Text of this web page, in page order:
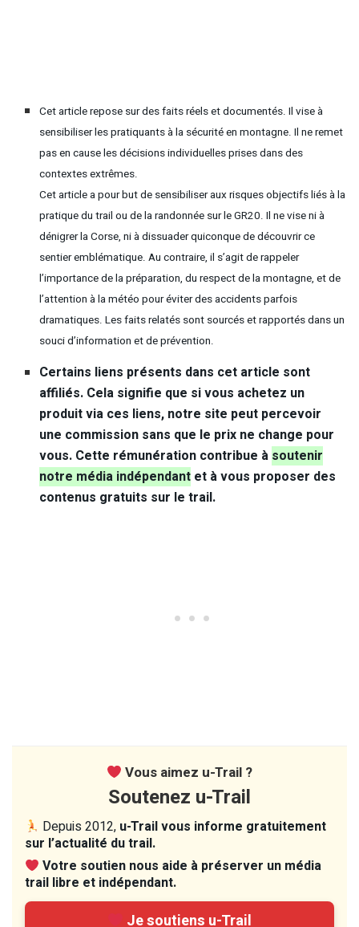
Cet article repose sur des faits réels et documentés. Il vise à
sensibiliser les pratiquants à la sécurité en montagne. Il ne remet
pas en cause les décisions individuelles prises dans des
contextes extrêmes.
Cet article a pour but de sensibiliser aux risques objectifs liés à la
pratique du trail ou de la randonnée sur le GR20. Il ne vise ni à
dénigrer la Corse, ni à dissuader quiconque de découvrir ce
sentier emblématique. Au contraire, il s’agit de rappeler
l’importance de la préparation, du respect de la montagne, et de
l’attention à la météo pour éviter des accidents parfois
dramatiques. Les faits relatés sont sourcés et rapportés dans un
souci d’information et de prévention.
Certains liens présents dans cet article sont
affiliés. Cela signifie que si vous achetez un
produit via ces liens, notre site peut percevoir
une commission sans que le prix ne change pour
vous. Cette rémunération contribue à soutenir
notre média indépendant et à vous proposer des
contenus gratuits sur le trail.
Vous aimez u-Trail ?
Soutenez u-Trail
Depuis 2012, u-Trail vous informe gratuitement
sur l’actualité du trail.
Votre soutien nous aide à préserver un média
trail libre et indépendant.
Je soutiens u-Trail